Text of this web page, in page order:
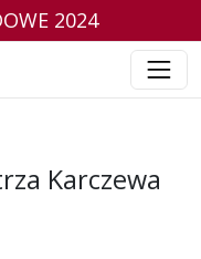
2024
Karczewa
w 2024 r.